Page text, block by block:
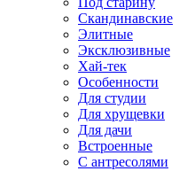
Скандинавские
Элитные
Эксклюзивные
Хай-тек
Особенности
Для студии
Для хрущевки
Для дачи
Встроенные
С антресолями